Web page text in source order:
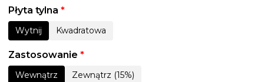
Płyta tylna *
Wytnij Kwadratowa
Zastosowanie *
Wewnątrz Zewnątrz (15%)